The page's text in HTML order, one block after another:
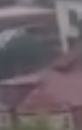
(1).jpeg